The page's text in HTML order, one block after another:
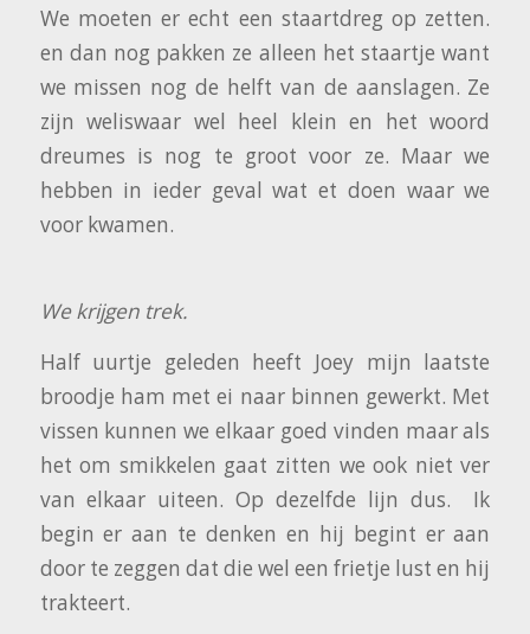
We moeten er echt een staartdreg op zetten.
en dan nog pakken ze alleen het staartje want
we missen nog de helft van de aanslagen. Ze
zijn weliswaar wel heel klein en het woord
dreumes is nog te groot voor ze. Maar we
hebben in ieder geval wat et doen waar we
voor kwamen.
We krijgen trek.
Half uurtje geleden heeft Joey mijn laatste
broodje ham met ei naar binnen gewerkt. Met
vissen kunnen we elkaar goed vinden maar als
het om smikkelen gaat zitten we ook niet ver
van elkaar uiteen. Op dezelfde lijn dus. Ik
begin er aan te denken en hij begint er aan
door te zeggen dat die wel een frietje lust en hij
trakteert.